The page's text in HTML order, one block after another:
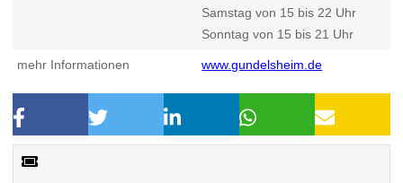
Samstag von 15 bis 22 Uhr
Sonntag von 15 bis 21 Uhr
mehr Informationen www.gundelsheim.de